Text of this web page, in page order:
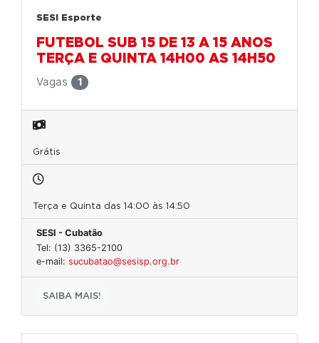
SESI Esporte
FUTEBOL SUB 15 DE 13 A 15 ANOS
TERÇA E QUINTA 14H00 AS 14H50
Vagas
1
Grátis
Terça e Quinta das 14:00 às 14:50
SESI - Cubatão
Tel: (13) 3365-2100
e-mail: sucubatao@sesisp.org.br
SAIBA MAIS!